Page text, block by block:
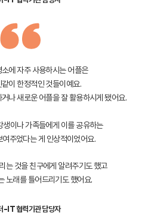
에 자주 사용하시는 어플은
이 한정적인 것들이예요.
나 새로운 어플을 잘 활용하시게 됐어요.
생이나 가족들에게 이를 공유하는
주었다는 게 인상적이었어요.
는 것을 친구에게 알려주기도 했고
노래를 틀어드리기도 했어요.
-IT 협력기관 담당자